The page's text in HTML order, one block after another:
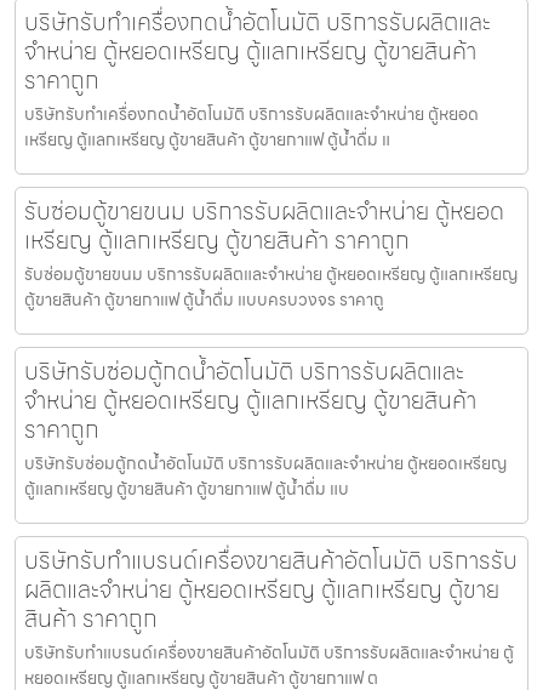
บริษัทรับทำเครื่องกดน้ำอัตโนมัติ บริการรับผลิตและ
จำหน่าย ตู้หยอดเหรียญ ตู้แลกเหรียญ ตู้ขายสินค้า
ราคาถูก
บริษัทรับทำเครื่องกดน้ำอัตโนมัติ บริการรับผลิตและจำหน่าย ตู้หยอด
เหรียญ ตู้แลกเหรียญ ตู้ขายสินค้า ตู้ขายกาแฟ ตู้น้ำดื่ม แ
รับซ่อมตู้ขายขนม บริการรับผลิตและจำหน่าย ตู้หยอด
เหรียญ ตู้แลกเหรียญ ตู้ขายสินค้า ราคาถูก
รับซ่อมตู้ขายขนม บริการรับผลิตและจำหน่าย ตู้หยอดเหรียญ ตู้แลกเหรียญ
ตู้ขายสินค้า ตู้ขายกาแฟ ตู้น้ำดื่ม แบบครบวงจร ราคาถู
บริษัทรับซ่อมตู้กดน้ำ​อัตโนมัติ บริการรับผลิตและ
จำหน่าย ตู้หยอดเหรียญ ตู้แลกเหรียญ ตู้ขายสินค้า
ราคาถูก
บริษัทรับซ่อมตู้กดน้ำ​อัตโนมัติ บริการรับผลิตและจำหน่าย ตู้หยอดเหรียญ
ตู้แลกเหรียญ ตู้ขายสินค้า ตู้ขายกาแฟ ตู้น้ำดื่ม แบ
บริษัทรับทำแบรนด์เครื่องขายสินค้า​อัตโนมัติ บริการรับ
ผลิตและจำหน่าย ตู้หยอดเหรียญ ตู้แลกเหรียญ ตู้ขาย
สินค้า ราคาถูก
บริษัทรับทำแบรนด์เครื่องขายสินค้า​อัตโนมัติ บริการรับผลิตและจำหน่าย ตู้
หยอดเหรียญ ตู้แลกเหรียญ ตู้ขายสินค้า ตู้ขายกาแฟ ต